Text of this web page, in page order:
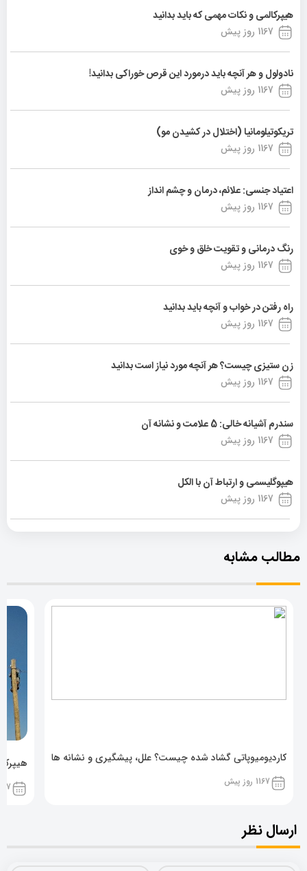
هیپرکالمی و نکات مهمی که باید بدانید
1167 روز پیش
نادولول و هر آنچه باید درمورد این قرص خوراکی بدانید!
1167 روز پیش
تریکوتیلومانیا (اختلال در کشیدن مو)
1167 روز پیش
اعتیاد جنسی: علائم، درمان و چشم انداز
1167 روز پیش
رنگ درمانی و تقویت خلق و خوی
1167 روز پیش
راه رفتن در خواب و آنچه باید بدانید
1167 روز پیش
زن ستیزی چیست؟ هر آنچه مورد نیاز است بدانید
1167 روز پیش
سندرم آشیانه خالی: 5 علامت و نشانه آن
1167 روز پیش
هیپوگلیسمی و ارتباط آن با الکل
1167 روز پیش
مطالب مشابه
کاردیومیوپاتی گشاد شده چیست؟ علل، پیشگیری و نشانه ها
1167 روز پیش 1167
ارسال نظر